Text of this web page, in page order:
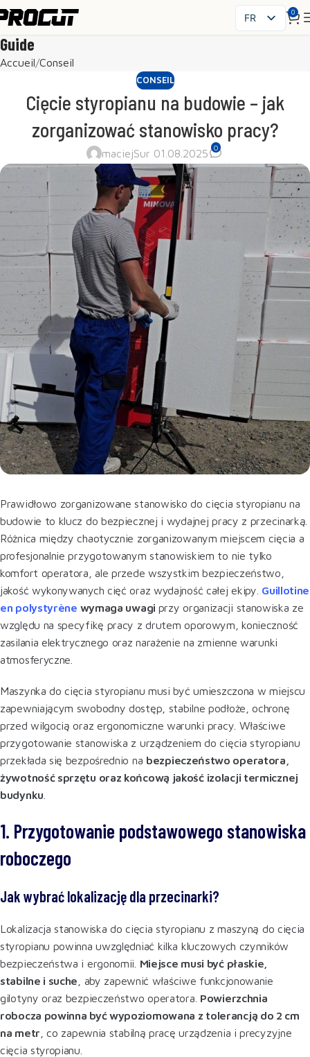
FR
ES
UK
RO
0
Guide
Accueil Conseil
CONSEIL
Cięcie styropianu na budowie – jak
zorganizować stanowisko pracy?
maciejSur 01.08.2025 0
Prawidłowo zorganizowane stanowisko do cięcia styropianu na
budowie to klucz do bezpiecznej i wydajnej pracy z przecinarką.
Różnica między chaotycznie zorganizowanym miejscem cięcia a
profesjonalnie przygotowanym stanowiskiem to nie tylko
komfort operatora, ale przede wszystkim bezpieczeństwo,
jakość wykonywanych cięć oraz wydajność całej ekipy. Guillotine
en polystyrène wymaga uwagi przy organizacji stanowiska ze
względu na specyfikę pracy z drutem oporowym, konieczność
zasilania elektrycznego oraz narażenie na zmienne warunki
atmosferyczne.
Maszynka do cięcia styropianu musi być umieszczona w miejscu
zapewniającym swobodny dostęp, stabilne podłoże, ochronę
przed wilgocią oraz ergonomiczne warunki pracy. Właściwe
przygotowanie stanowiska z urządzeniem do cięcia styropianu
przekłada się bezpośrednio na bezpieczeństwo operatora,
żywotność sprzętu oraz końcową jakość izolacji termicznej
budynku
1. Przygotowanie podstawowego stanowiska
roboczego
Jak wybrać lokalizację dla przecinarki?
Lokalizacja stanowiska do cięcia styropianu z maszyną do cięcia
styropianu powinna uwzględniać kilka kluczowych czynników
bezpieczeństwa i ergonomii. Miejsce musi być płaskie,
stabilne i suche , aby zapewnić właściwe funkcjonowanie
gilotyny oraz bezpieczeństwo operatora. Powierzchnia
robocza powinna być wypoziomowana z tolerancją do 2 cm
na metr , co zapewnia stabilną pracę urządzenia i precyzyjne
cięcia styropianu.